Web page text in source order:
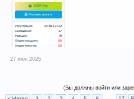
27 июн 2025
(Вы должны войти или